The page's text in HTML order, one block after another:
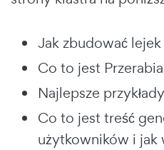
Jak zbudować
Co to jest
Najlepsze
Co to jest treść
użytkowników i jak